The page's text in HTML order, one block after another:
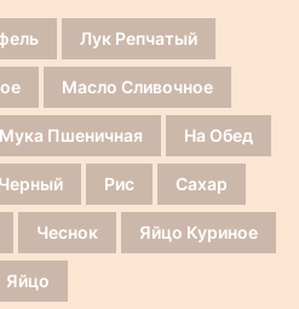
Лук Репчатый
Масло Сливочное
Мука Пшеничная На Обед
Рис Сахар
Чеснок Яйцо Куриное
Яйцо